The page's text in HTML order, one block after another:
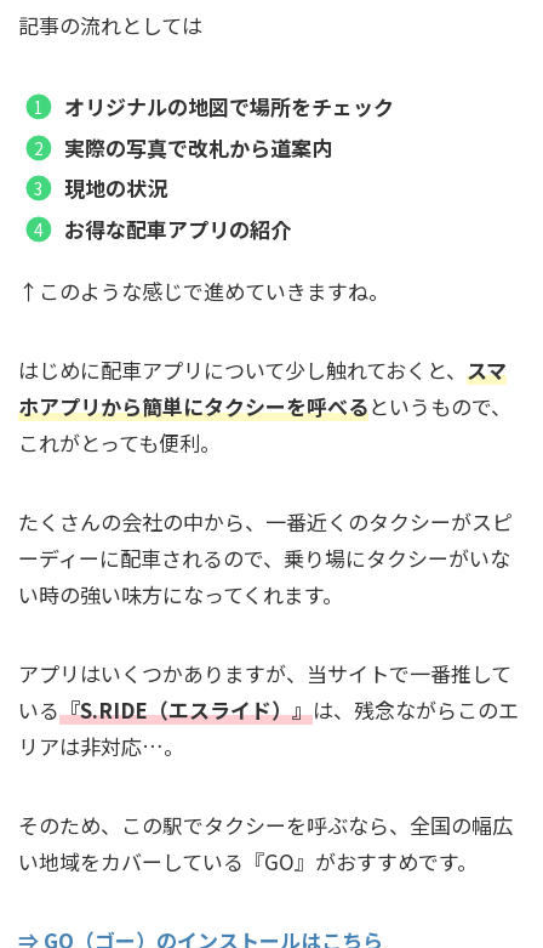
記事の流れとしては
オリジナルの地図で場所をチェック
実際の写真で改札から道案内
現地の状況
お得な配車アプリの紹介
↑このような感じで進めていきますね。
はじめに配車アプリについて少し触れておくと、 スマ
ホアプリから簡単にタクシーを呼べるというもので、
これがとっても便利。
たくさんの会社の中から、一番近くのタクシーがスピ
ーディーに配車されるので、乗り場にタクシーがいな
い時の強い味方になってくれます。
アプリはいくつかありますが、当サイトで一番推して
いる『S.RIDE（エスライド）』は、残念ながらこのエ
リアは非対応…。
そのため、この駅でタクシーを呼ぶなら、全国の幅広
い地域をカバーしている『GO』がおすすめです。
⇒ GO（ゴー）のインストールはこちら